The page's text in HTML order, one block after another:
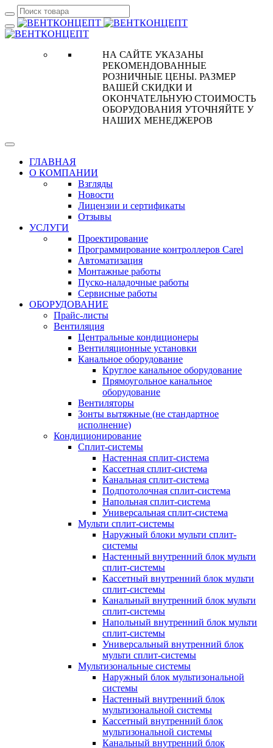
НА САЙТЕ УКАЗАНЫ
РЕКОМЕНДОВАННЫЕ
РОЗНИЧНЫЕ ЦЕНЫ. РАЗМЕР
ВАШЕЙ СКИДКИ И
ОКОНЧАТЕЛЬНУЮ СТОИМОСТЬ
ОБОРУДОВАНИЯ УТОЧНЯЙТЕ У
НАШИХ МЕНЕДЖЕРОВ
ГЛАВНАЯ
О КОМПАНИИ
Взгляды
Новости
Лицензии и сертификаты
Отзывы
УСЛУГИ
Проектирование
Программирование контроллеров Carel
Автоматизация
Монтажные работы
Пуско-наладочные работы
Сервисные работы
ОБОРУДОВАНИЕ
Прайс-листы
Вентиляция
Центральные кондиционеры
Вентиляционные установки
Канальное оборудование
Круглое канальное оборудование
Прямоугольное канальное
оборудование
Вентиляторы
Зонты вытяжные (не стандартное
исполнение)
Кондиционирование
Сплит-системы
Настенная сплит-система
Кассетная сплит-система
Канальная сплит-система
Подпотолочная сплит-система
Напольная сплит-система
Универсальная сплит-система
Мульти сплит-системы
Наружный блоки мульти сплит-
системы
Настенный внутренний блок мульти
сплит-системы
Кассетный внутренний блок мульти
сплит-системы
Канальный внутренний блок мульти
сплит-системы
Напольный внутренний блок мульти
сплит-системы
Универсальный внутренний блок
мульти сплит-системы
Мультизональные системы
Наружный блок мультизональной
системы
Настенный внутренний блок
мультизональной системы
Кассетный внутренний блок
мультизональной системы
Канальный внутренний блок